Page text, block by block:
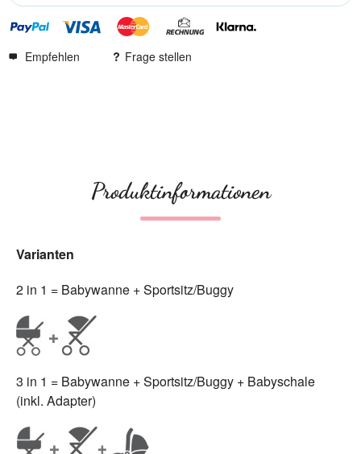
Empfehlen Frage stellen
Produktinformationen
Varianten
2 in 1 = Babywanne + Sportsitz/Buggy
3 in 1 = Babywanne + Sportsitz/Buggy + Babyschale
(inkl. Adapter)